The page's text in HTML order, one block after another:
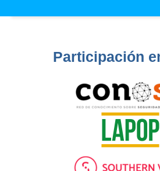
Participación